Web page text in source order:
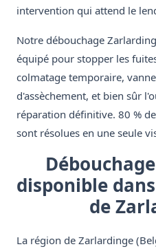
intervention qui attend le
Notre débouchage
équipé pour stopper les
colmatage temporaire,
d'assèchement, et bien sûr
réparation définitive. 80 %
sont résolues en une seule
disponible
de
La région de Zarlardinge